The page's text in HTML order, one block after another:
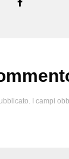
I campi